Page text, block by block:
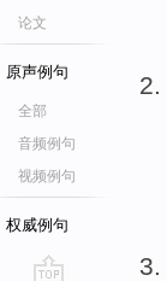
论文
原声例句
全部
音频例句
视频例句
权威例句